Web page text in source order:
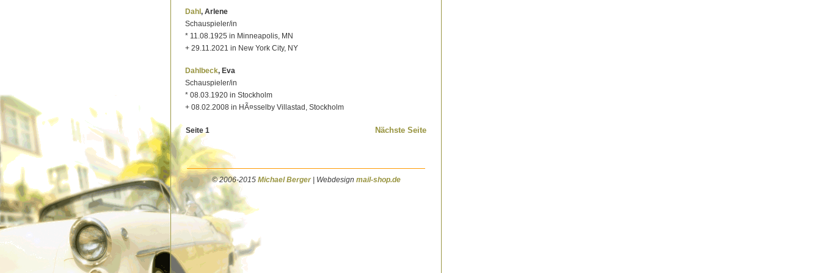
Dahl , Arlene
Schauspieler/in
* 11.08.1925 in Minneapolis, MN
+ 29.11.2021 in New York City, NY
Dahlbeck, Eva
Schauspieler/in
* 08.03.1920 in Stockholm
+ 08.02.2008 in HÃ¤sselby Villastad, Stockholm
Seite 1 Nächste Seite
© 2006-2015 Michael Berger| Webdesign mail-shop.de